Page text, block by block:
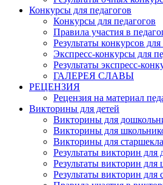
Конкурсы для педагогов
Конкурсы для педагогов
Правила участия в
Результаты конкурсов для
Экспресс-конкурсы для
Результаты экспресс-
ГАЛЕРЕЯ СЛАВЫ
РЕЦЕНЗИЯ
Рецензия на материал
Викторины для детей
Викторины для
Викторины для
Викторины для
Результаты викторин
Результаты викторин для
Результаты викторин для